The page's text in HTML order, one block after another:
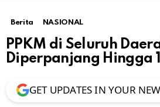
Berita NASIONAL
PPKM di Seluruh
Diperpanjang Hingga
GET UPDATES IN YOUR